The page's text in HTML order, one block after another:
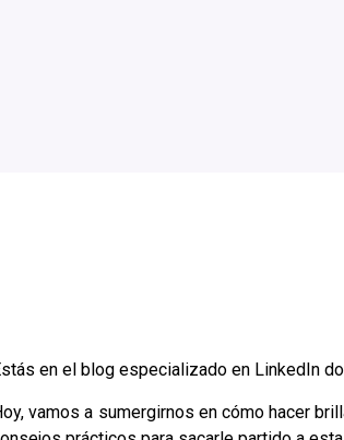
en el blog especializado en LinkedIn
vamos a sumergirnos en cómo hacer